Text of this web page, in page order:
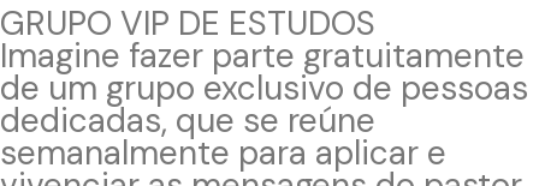
GRUPO VIP DE ESTUDOS
Imagine fazer parte gratuitamente
de um grupo exclusivo de pessoas
dedicadas, que se reúne
semanalmente para aplicar e